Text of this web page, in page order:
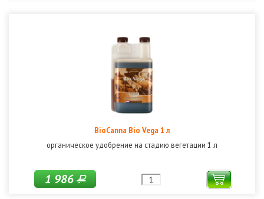
BioCanna Bio Vega 1 л
органическое удобрение на стадию вегетации 1 л
1 986Р